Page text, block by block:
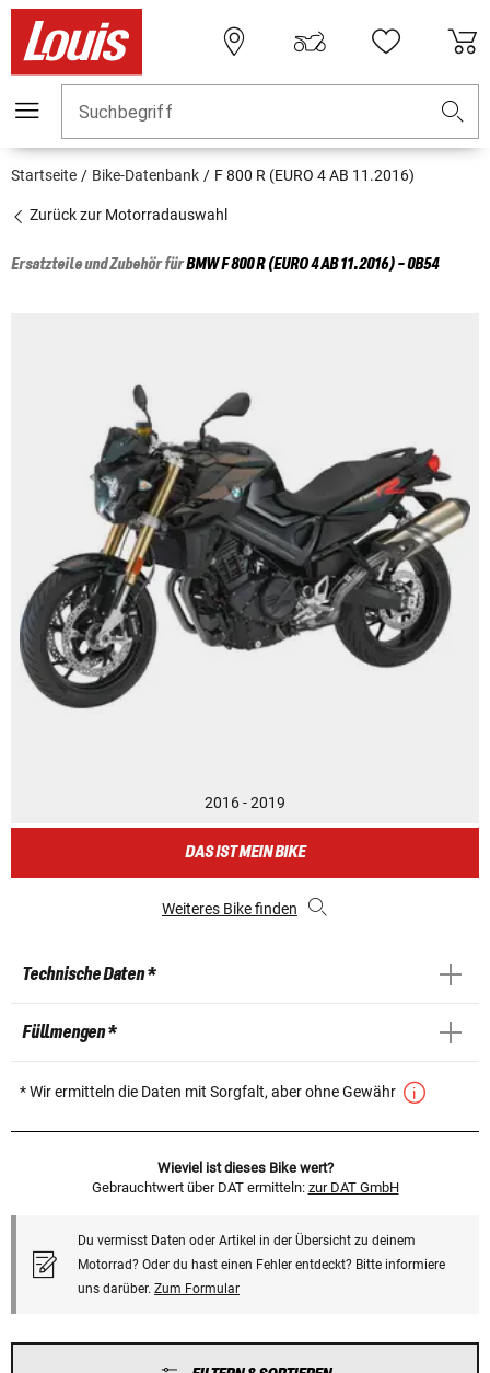
Suchbegriff
Startseite Bike-Datenbank F 800 R (EURO 4 AB 11.2016)
Zurück zur Motorradauswahl
Ersatzteile und Zubehör fürBMWF 800 R (EURO 4 AB 11.2016) - 0B54
2016 - 2019
DAS IST MEIN BIKE
Weiteres Bike finden
Technische Daten *
Füllmengen *
* Wir ermitteln die Daten mit Sorgfalt, aber ohne Gewähr
Wieviel ist dieses Bike wert?
Gebrauchtwert über DAT ermitteln: zur DAT GmbH
Du vermisst Daten oder Artikel in der Übersicht zu deinem
Motorrad? Oder du hast einen Fehler entdeckt? Bitte informiere
uns darüber. Zum Formular